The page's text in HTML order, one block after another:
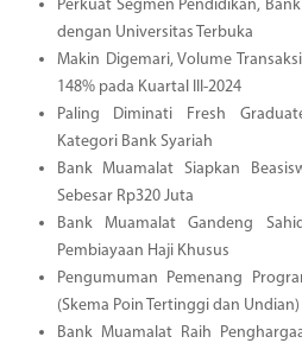
Perkuat Segmen Pendidikan,
dengan Universitas Terbuka
Makin Digemari, Volume
148% pada Kuartal III-2024
Paling Diminati Fresh
Kategori Bank Syariah
Bank Muamalat Siapkan
Sebesar Rp320 Juta
Bank Muamalat Gandeng
Pembiayaan Haji Khusus
Pengumuman Pemenang
(Skema Poin Tertinggi dan Undian)
Bank Muamalat Raih